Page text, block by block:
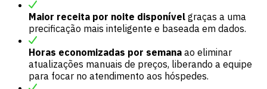
Maior receita por noite disponível graças a uma
precificação mais inteligente e baseada em dados.
Horas economizadas por semana ao eliminar
atualizações manuais de preços, liberando a equipe
para focar no atendimento aos hóspedes.